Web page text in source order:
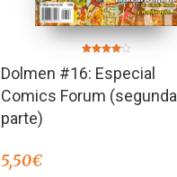
en
4.00
Dolmen #16: Especial
Comics Forum (segunda
parte)
5,50€